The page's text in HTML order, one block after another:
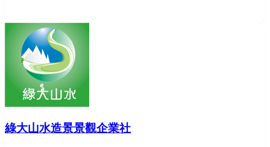
綠大山水造景景觀企業社